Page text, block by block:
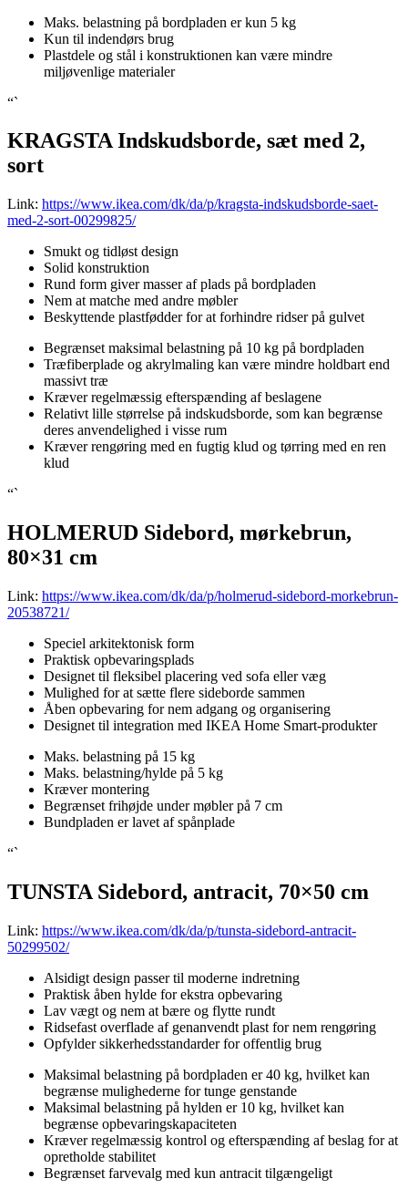
Maks. belastning på bordpladen er kun 5 kg
Kun til indendørs brug
Plastdele og stål i konstruktionen kan være mindre
miljøvenlige materialer
“`
KRAGSTA Indskudsborde, sæt med 2,
sort
Link: https://www.ikea.com/dk/da/p/kragsta-indskudsborde-saet-
med-2-sort-00299825/
Smukt og tidløst design
Solid konstruktion
Rund form giver masser af plads på bordpladen
Nem at matche med andre møbler
Beskyttende plastfødder for at forhindre ridser på gulvet
Begrænset maksimal belastning på 10 kg på bordpladen
Træfiberplade og akrylmaling kan være mindre holdbart end
massivt træ
Kræver regelmæssig efterspænding af beslagene
Relativt lille størrelse på indskudsborde, som kan begrænse
deres anvendelighed i visse rum
Kræver rengøring med en fugtig klud og tørring med en ren
klud
“`
HOLMERUD Sidebord, mørkebrun,
80×31 cm
Link: https://www.ikea.com/dk/da/p/holmerud-sidebord-morkebrun-
20538721/
Speciel arkitektonisk form
Praktisk opbevaringsplads
Designet til fleksibel placering ved sofa eller væg
Mulighed for at sætte flere sideborde sammen
Åben opbevaring for nem adgang og organisering
Designet til integration med IKEA Home Smart-produkter
Maks. belastning på 15 kg
Maks. belastning/hylde på 5 kg
Kræver montering
Begrænset frihøjde under møbler på 7 cm
Bundpladen er lavet af spånplade
“`
TUNSTA Sidebord, antracit, 70×50 cm
Link: https://www.ikea.com/dk/da/p/tunsta-sidebord-antracit-
50299502/
Alsidigt design passer til moderne indretning
Praktisk åben hylde for ekstra opbevaring
Lav vægt og nem at bære og flytte rundt
Ridsefast overflade af genanvendt plast for nem rengøring
Opfylder sikkerhedsstandarder for offentlig brug
Maksimal belastning på bordpladen er 40 kg, hvilket kan
begrænse mulighederne for tunge genstande
Maksimal belastning på hylden er 10 kg, hvilket kan
begrænse opbevaringskapaciteten
Kræver regelmæssig kontrol og efterspænding af beslag for at
opretholde stabilitet
Begrænset farvevalg med kun antracit tilgængeligt